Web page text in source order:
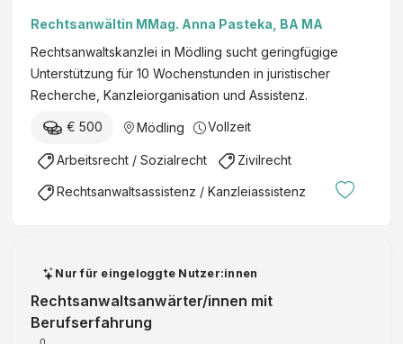
Rechtsanwältin MMag. Anna Pasteka, BA MA
Rechtsanwaltskanzlei in Mödling sucht geringfügige
Unterstützung für 10 Wochenstunden in juristischer
Recherche, Kanzleiorganisation und Assistenz.
€ 500 Mödling Vollzeit
Arbeitsrecht / Sozialrecht Zivilrecht
Rechtsanwaltsassistenz / Kanzleiassistenz
Nur für eingeloggte Nutzer:innen
Rechtsanwaltsanwärter/innen mit
Berufserfahrung